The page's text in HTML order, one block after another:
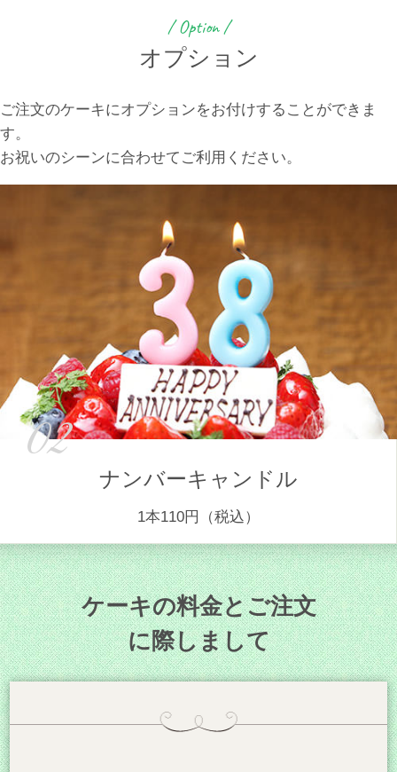
/ Option /
オプション
ご注文のケーキにオプションをお付けすることができま
す。
お祝いのシーンに合わせてご利用ください。
02
ナンバーキャンドル
1本110円（税込）
ケーキの料金とご注文
に際しまして